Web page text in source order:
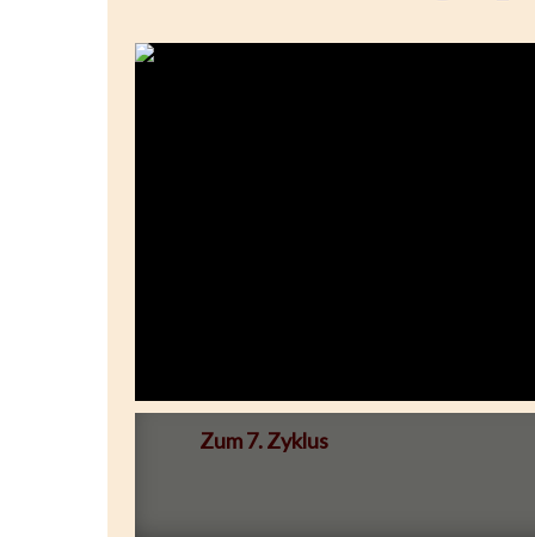
Zum 7. Zyklus